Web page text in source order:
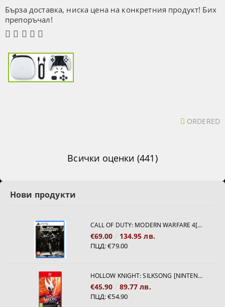
Бърза доставка, ниска цена на конкретния продукт! Бих
препоръчал!
ORDERED
Всички оценки (441)
Нови продукти
CALL OF DUTY: MODERN WARFARE 4[PS5]
€69.00 134.95 лв.
ПЦД:€79.00
HOLLOW KNIGHT: SILKSONG [NINTENDO SWITCH 2]
€45.90 89.77 лв.
ПЦД:€54.90